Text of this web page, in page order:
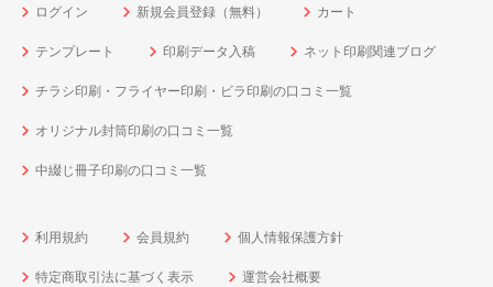
ログイン 新規会員登録（無料） カート
テンプレート 印刷データ入稿 ネット印刷関連ブログ
チラシ印刷・フライヤー印刷・ビラ印刷の口コミ一覧
オリジナル封筒印刷の口コミ一覧
中綴じ冊子印刷の口コミ一覧
利用規約 会員規約 個人情報保護方針
特定商取引法に基づく表示 運営会社概要